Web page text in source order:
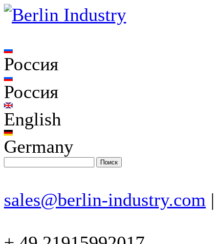
Россия
Россия
English
Germany
sales@berlin-industry.com |